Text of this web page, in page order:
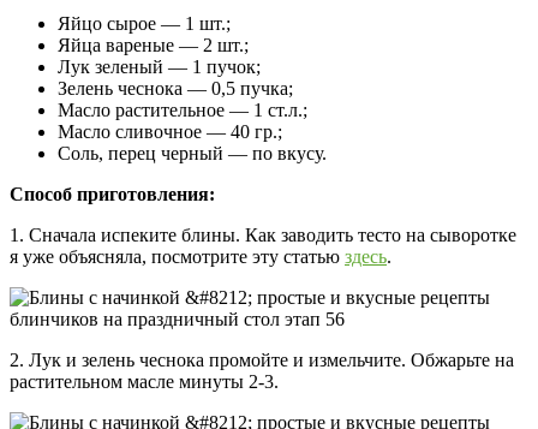
Яйцо сырое — 1 шт.;
Яйца вареные — 2 шт.;
Лук зеленый — 1 пучок;
Зелень чеснока — 0,5 пучка;
Масло растительное — 1 ст.л.;
Масло сливочное — 40 гр.;
Соль, перец черный — по вкусу.
Способ приготовления:
1. Сначала испеките блины. Как заводить тесто на сыворотке
я уже объясняла, посмотрите эту статью здесь.
2. Лук и зелень чеснока промойте и измельчите. Обжарьте на
растительном масле минуты 2-3.